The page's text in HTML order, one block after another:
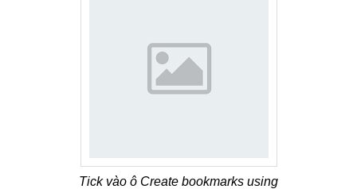
Tick vào ô Create bookmarks using